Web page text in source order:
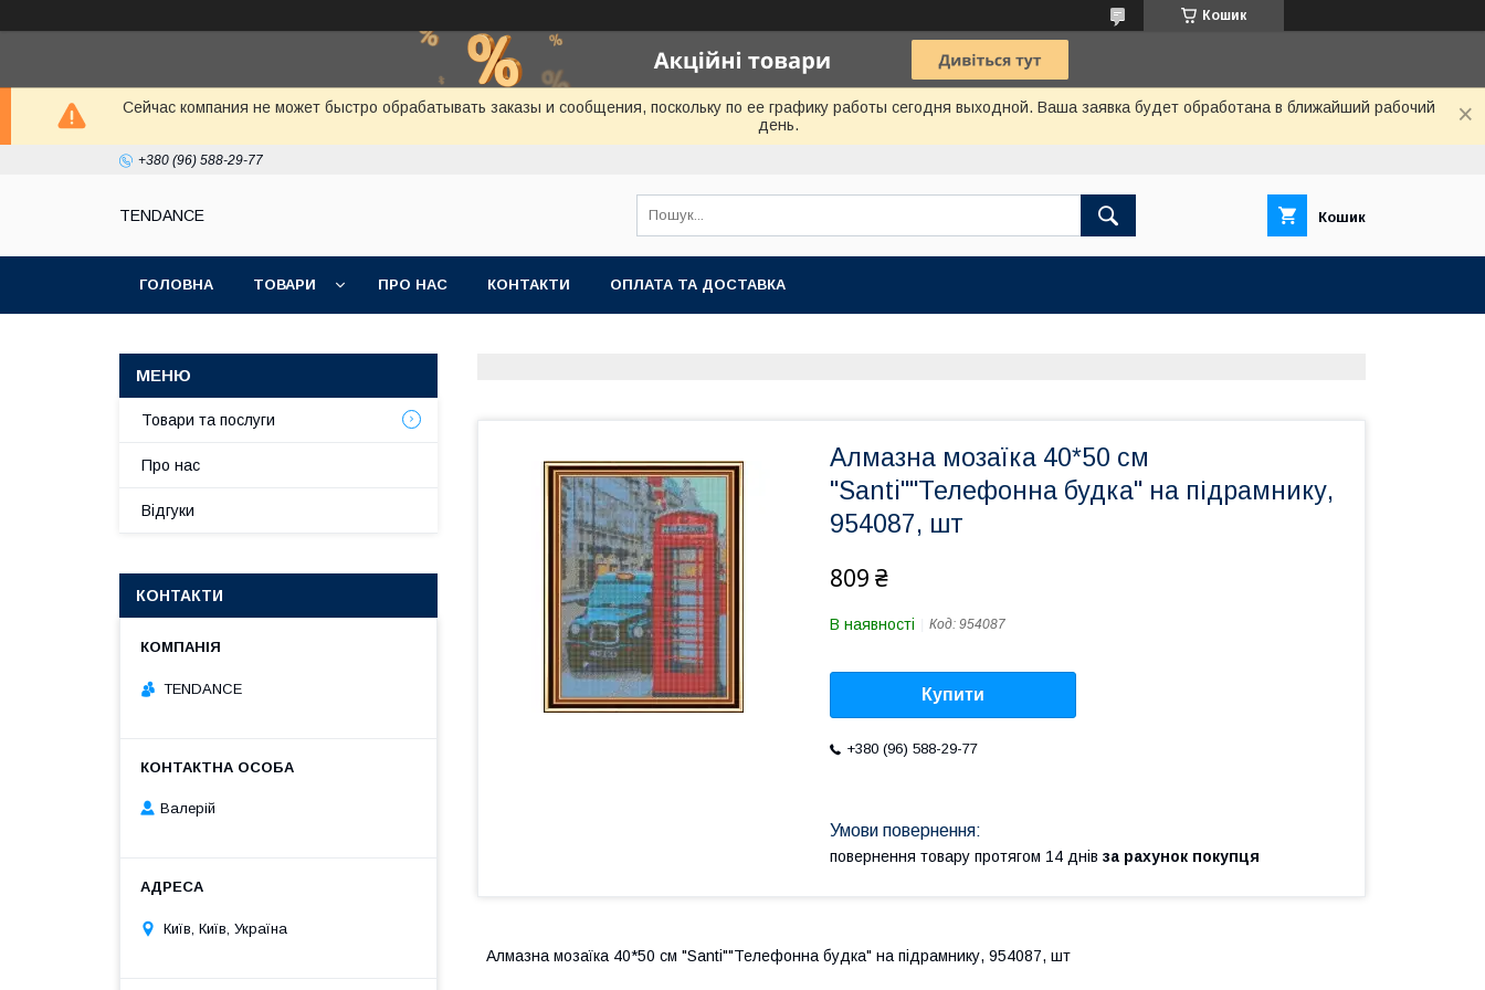
Кошик
Сейчас компания не может быстро обрабатывать заказы и сообщения, поскольку по ее графику работы сегодня выходной. Ваша заявка будет обработана в ближайший рабочий
день.
+380 (96) 588-29-77
TENDANCE Кошик
ГОЛОВНА ТОВАРИ ПРО НАС КОНТАКТИ ОПЛАТА ТА ДОСТАВКА
Алмазна мозаїка 40*50 см
"Santi""Телефонна будка" на підрамнику,
954087, шт
809 ₴
В наявності Код: 954087
Купити
+380 (96) 588-29-77
повернення товару протягом 14 днів за рахунок покупця
Алмазна мозаїка 40*50 см "Santi""Телефонна будка" на підрамнику, 954087, шт
Товари та послуги
Про нас
Відгуки
КОНТАКТИ
TENDANCE
Валерій
Київ, Київ, Україна